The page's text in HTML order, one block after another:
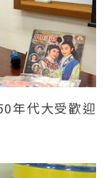
年代大受歡迎